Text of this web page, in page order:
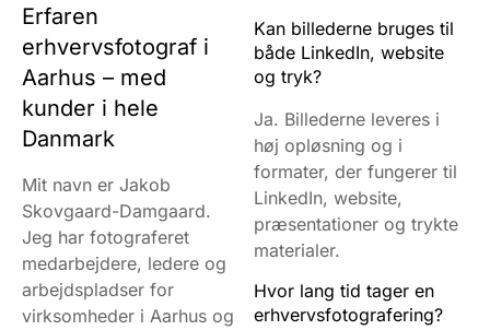
Erfaren
erhvervsfotograf i
Aarhus – med
kunder i hele
Danmark
Mit navn er Jakob
Skovgaard-Damgaard.
Jeg har fotograferet
medarbejdere, ledere og
arbejdspladser for
virksomheder i Aarhus og
Kan billederne bruges til
både LinkedIn, website
og tryk?
Ja. Billederne leveres i
høj opløsning og i
formater, der fungerer til
LinkedIn, website,
præsentationer og trykte
materialer.
Hvor lang tid tager en
erhvervsfotografering?